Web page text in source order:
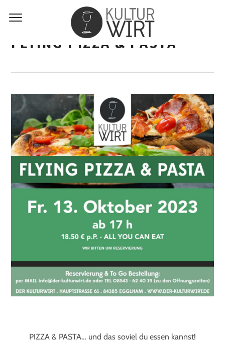
FLYING PIZZA & PASTA
PIZZA & PASTA… und das soviel du essen kannst!